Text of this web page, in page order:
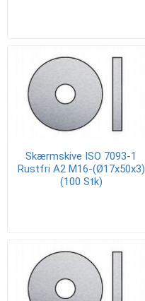
Skærmskive ISO 7093-1
Rustfri A2 M16-(Ø17x50x3)
(100 Stk)